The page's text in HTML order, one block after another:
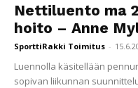
Nettiluento ma
hoito – Anne
SporttiRakki Toimitus -
Luennolla käsitellään
sopivan liikunnan